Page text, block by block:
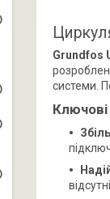
Grundfos
системи.